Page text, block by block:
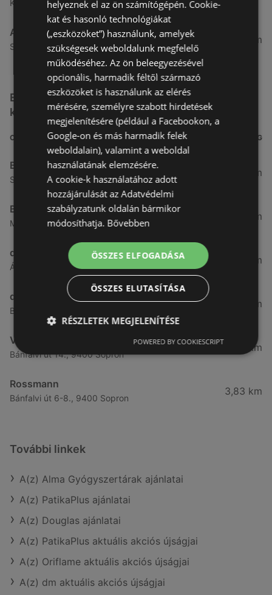
Kertekalja u. 1, 9437 Hegykő
Alma Gyógyszertárak
Szabadság u. 31, 9431 Fertőd
27,8 km
Egyéb Kozmetikumok és Drogéria üzletek a
közelben
CÍM TÁVOLSÁG
Benu Gyógyszertárak
Soproni utca 18., 9423 Ágfalva
0,27 km
Benu Gyógyszertárak
Malompatak U.10, 9400 Sopron
2,55 km
dm
Ágfalvi út 4, 9400, 9400 Sopron
3,26 km
dm
Besenyő u. 23, 9400 Sopron
3,28 km
Vianni
Bánfalvi út 14., 9400 Sopron
3,57 km
Rossmann
Bánfalvi út 6-8., 9400 Sopron
3,83 km
További linkek
A(z) Alma Gyógyszertárak ajánlatai
A(z) PatikaPlus ajánlatai
A(z) Douglas ajánlatai
A(z) PatikaPlus aktuális akciós újságjai
A(z) Oriflame aktuális akciós újságjai
A(z) dm aktuális akciós újságjai
helyeznek el az ön számítógépén. Cookie-
kat és hasonló technológiákat
(„eszközöket”) használunk, amelyek
szükségesek weboldalunk megfelelő
működéséhez. Az ön beleegyezésével
opcionális, harmadik féltől származó
eszközöket is használunk az elérés
mérésére, személyre szabott hirdetések
megjelenítésére (például a Facebookon, a
Google-on és más harmadik felek
weboldalain), valamint a weboldal
használatának elemzésére.
A cookie-k használatához adott
hozzájárulását az Adatvédelmi
szabályzatunk oldalán bármikor
módosíthatja. Bővebben
ÖSSZES ELFOGADÁSA
ÖSSZES ELUTASÍTÁSA
RÉSZLETEK MEGJELENÍTÉSE
POWERED BY COOKIESCRIPT